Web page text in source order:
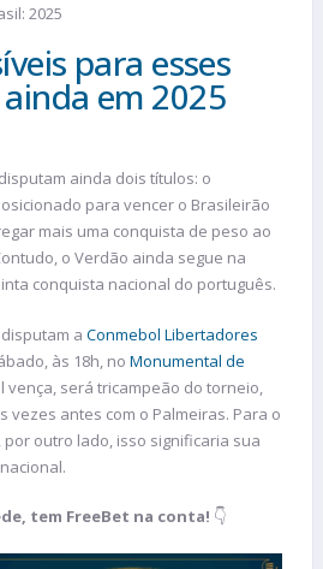
2025
para esses
em 2025
ainda dois títulos: o
para vencer o Brasileirão
mais uma conquista de peso ao
o Verdão ainda segue na
conquista nacional do português.
a Conmebol Libertadores
às 18h, no Monumental de
vença, será tricampeão do torneio,
vezes antes com o Palmeiras. Para o
por outro lado, isso significaria sua
tem FreeBet na conta! 👇